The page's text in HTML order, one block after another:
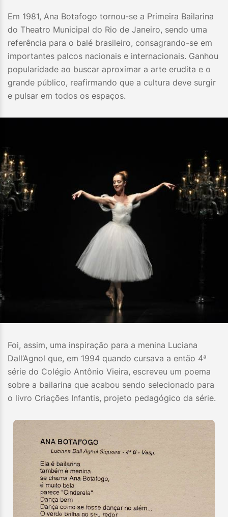
Em 1981, Ana Botafogo tornou-se a Primeira Bailarina
do Theatro Municipal do Rio de Janeiro, sendo uma
referência para o balé brasileiro, consagrando-se em
importantes palcos nacionais e internacionais. Ganhou
popularidade ao buscar aproximar a arte erudita e o
grande público, reafirmando que a cultura deve surgir
e pulsar em todos os espaços.
Foi, assim, uma inspiração para a menina Luciana
Dall’Agnol que, em 1994 quando cursava a então 4ª
série do Colégio Antônio Vieira, escreveu um poema
sobre a bailarina que acabou sendo selecionado para
o livro Criações Infantis, projeto pedagógico da série.